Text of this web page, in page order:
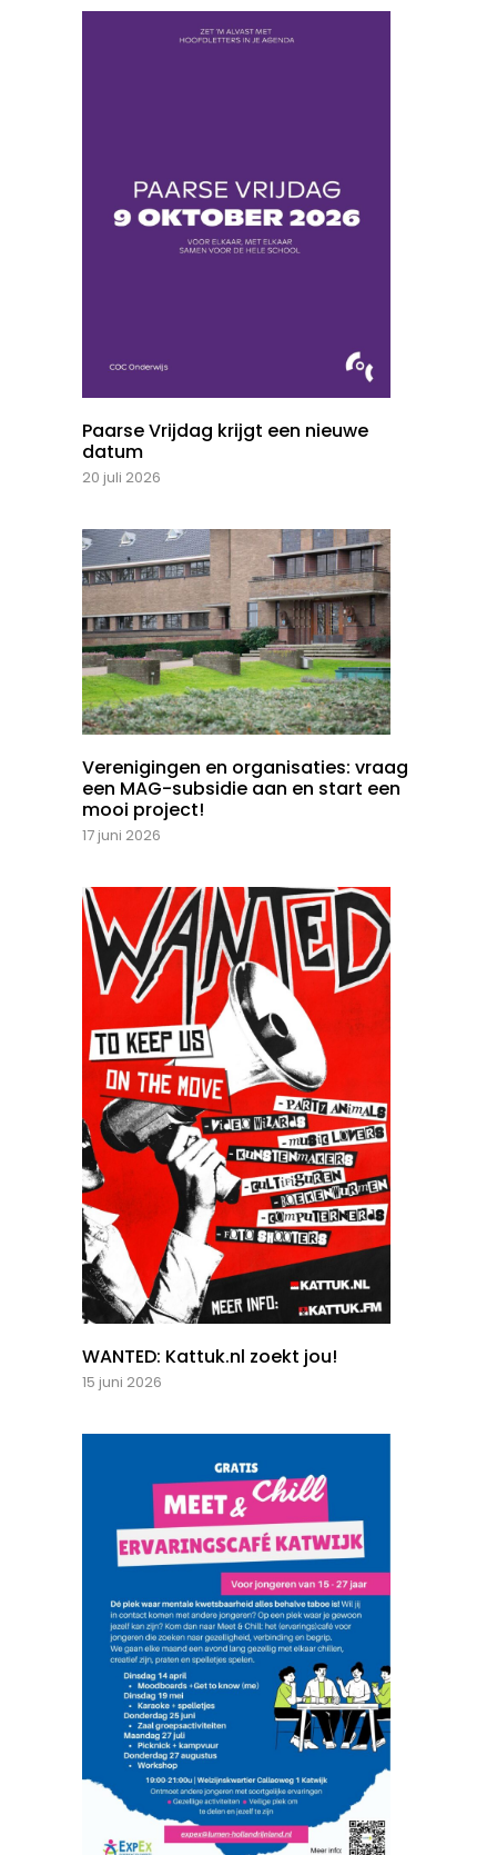
Paarse Vrijdag krijgt een nieuwe
datum
20 juli 2026
Verenigingen en organisaties: vraag
een MAG-subsidie aan en start een
mooi project!
17 juni 2026
WANTED: Kattuk.nl zoekt jou!
15 juni 2026